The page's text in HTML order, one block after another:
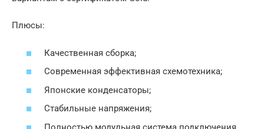
Плюсы:
Качественная сборка;
Современная эффективная схемотехника;
Японские конденсаторы;
Стабильные напряжения;